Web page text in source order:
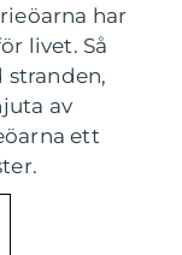
har
livet. Så
stranden,
av
ett